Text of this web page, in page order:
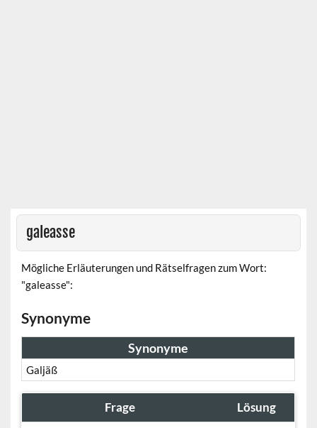
galeasse
Mögliche Erläuterungen und Rätselfragen zum Wort:
"galeasse":
Synonyme
Synonyme
Galjäß
Frage Lösung